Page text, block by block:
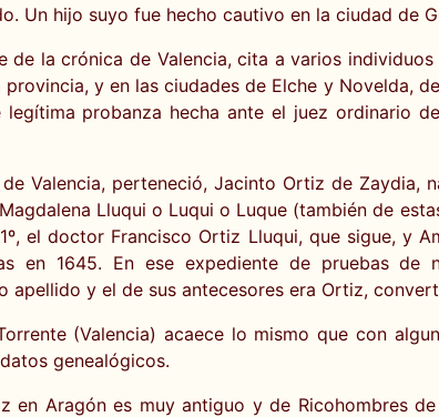
Un hijo suyo fue hecho cautivo en la ciudad de
de la crónica de Valencia, cita a varios
y en las ciudades de Elche y Novelda,
probanza hecha ante el juez ordinario
Valencia, perteneció, Jacinto Ortiz de Zaydia,
Lluqui o Luqui o Luque (también de
el doctor Francisco Ortiz Lluqui, que sigue, y
en 1645. En ese expediente de pruebas
apellido y el de sus antecesores era Ortiz,
(Valencia) acaece lo mismo que con
genealógicos.
en Aragón es muy antiguo y de Ricohombres